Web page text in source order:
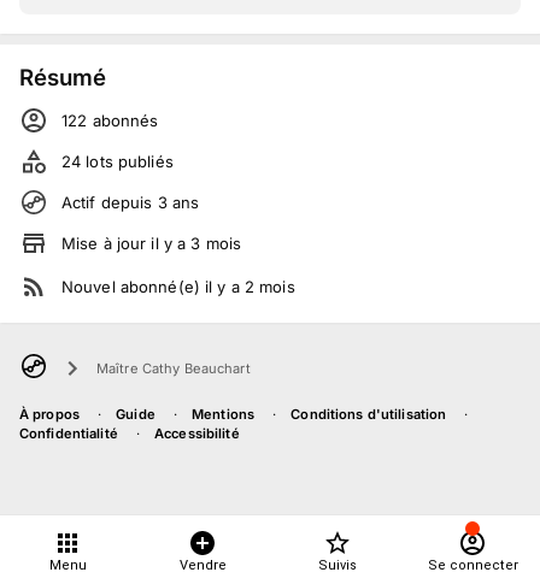
Résumé
122 abonnés
24 lots publiés
Actif depuis 3 ans
Mise à jour il y a 3 mois
Nouvel abonné(e) il y a 2 mois
Maître Cathy Beauchart
À propos Guide Mentions
Conditions d'utilisation
Confidentialité
Accessibilité
Menu Vendre Suivis Se connecter